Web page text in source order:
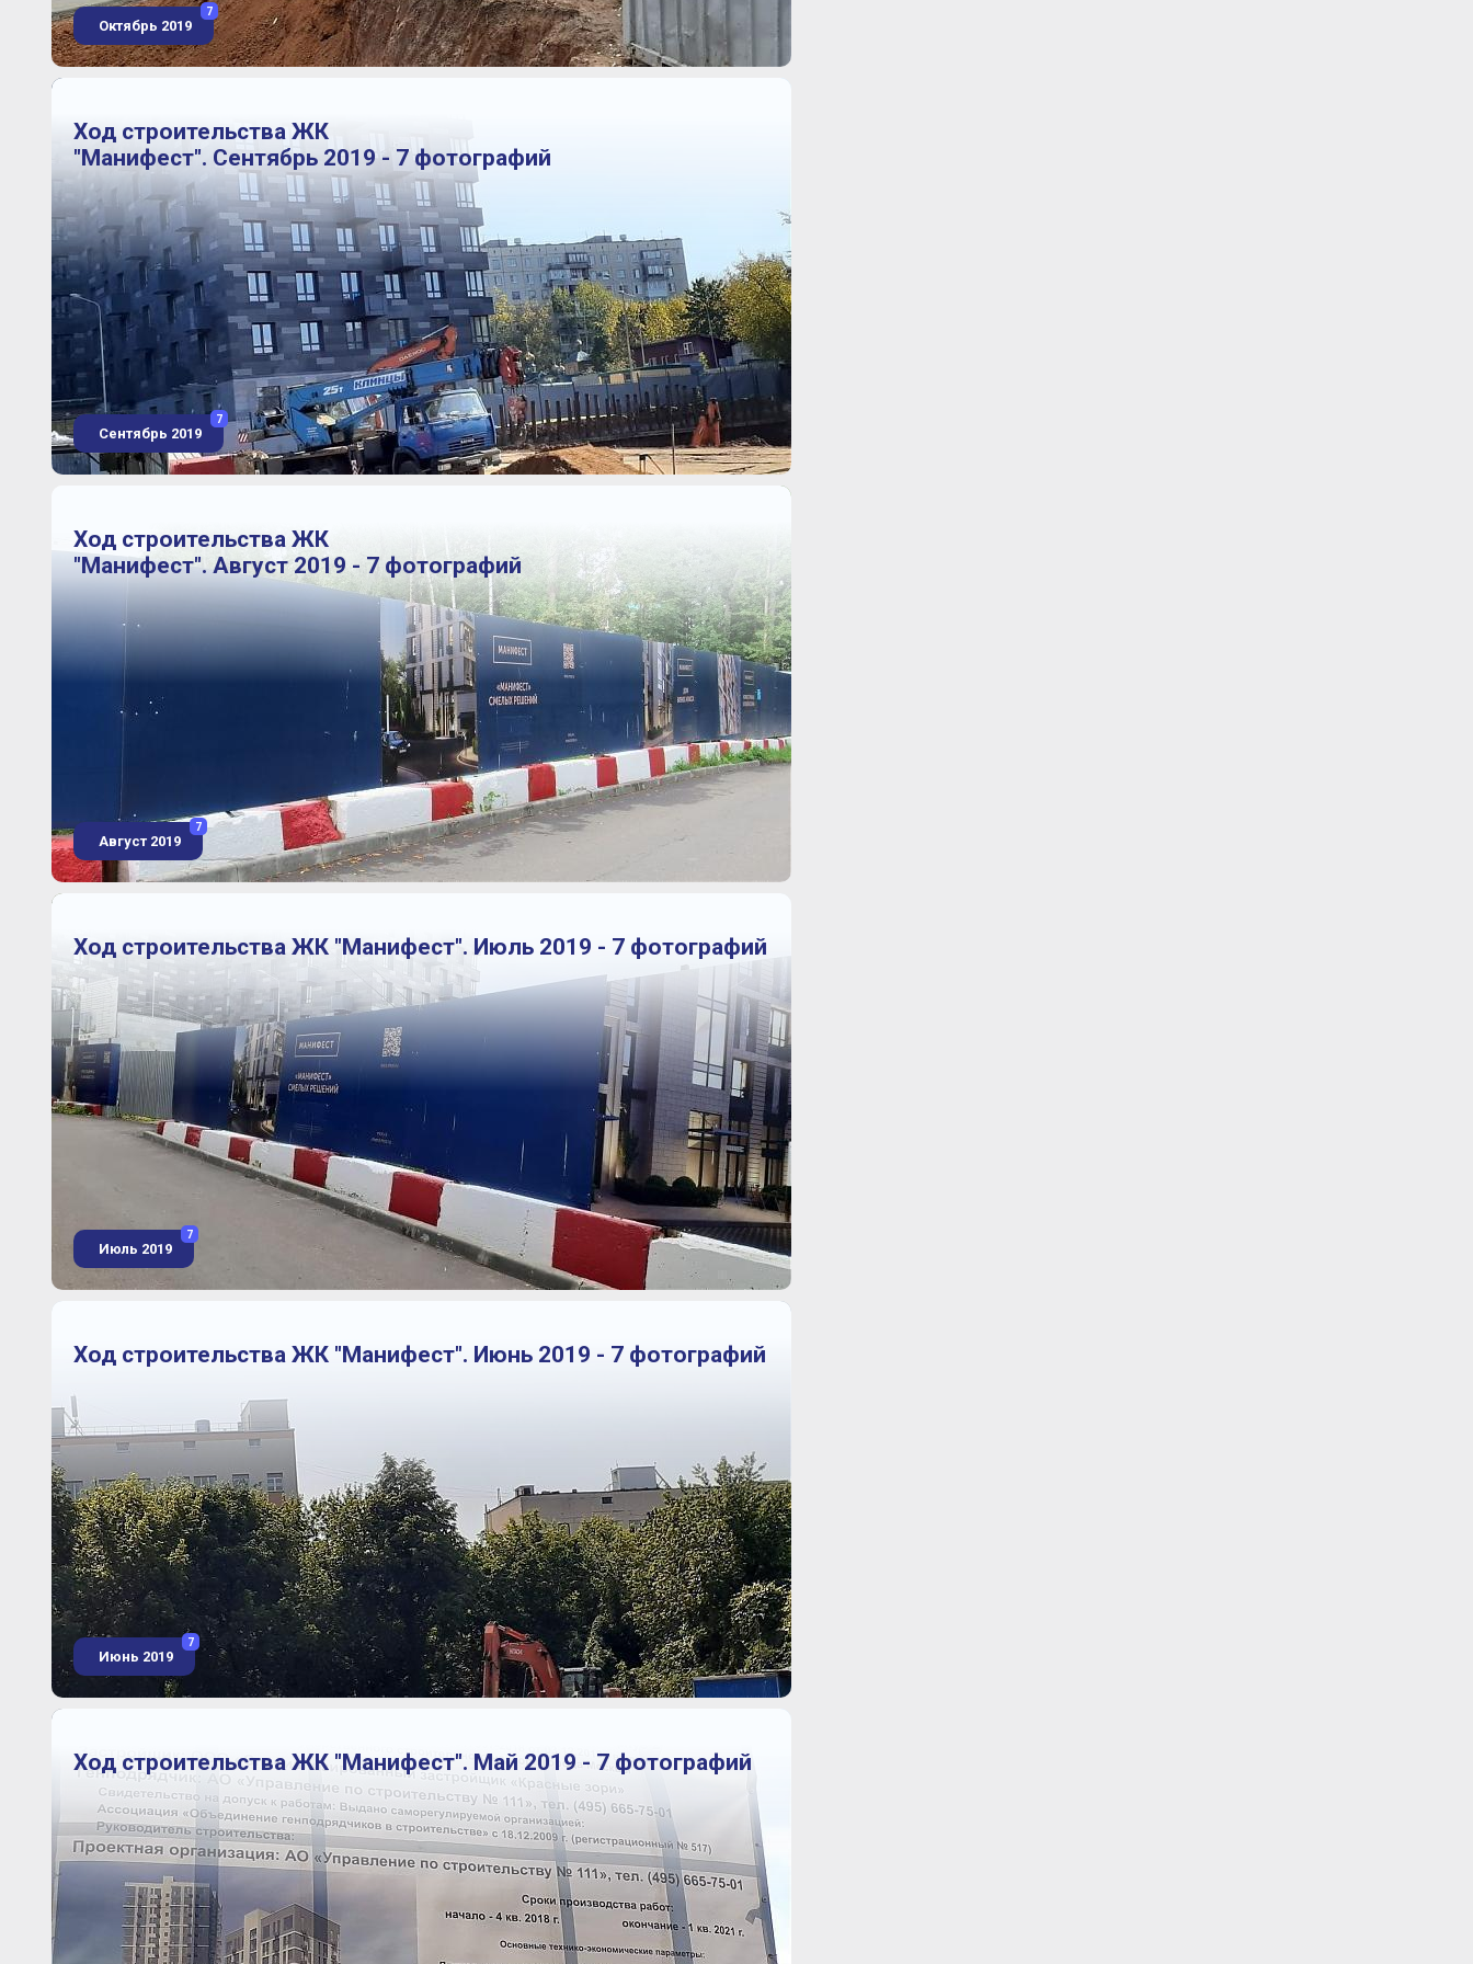
Октябрь 2019
7
Ход строительства ЖК
"Манифест". Сентябрь 2019 - 7 фотографий
Сентябрь 2019
7
Ход строительства ЖК
"Манифест". Август 2019 - 7 фотографий
Август 2019
7
Ход строительства ЖК "Манифест". Июль 2019 - 7 фотографий
Июль 2019
7
Ход строительства ЖК "Манифест". Июнь 2019 - 7 фотографий
Июнь 2019
7
Ход строительства ЖК "Манифест". Май 2019 - 7 фотографий